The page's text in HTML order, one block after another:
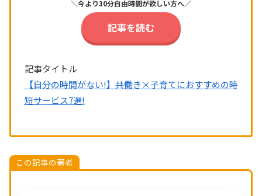
＼今より30分自由時間が欲しい方へ／
記事を読む
記事タイトル
【自分の時間がない!】共働き×子育てにおすすめの時
短サービス7選!
この記事の著者